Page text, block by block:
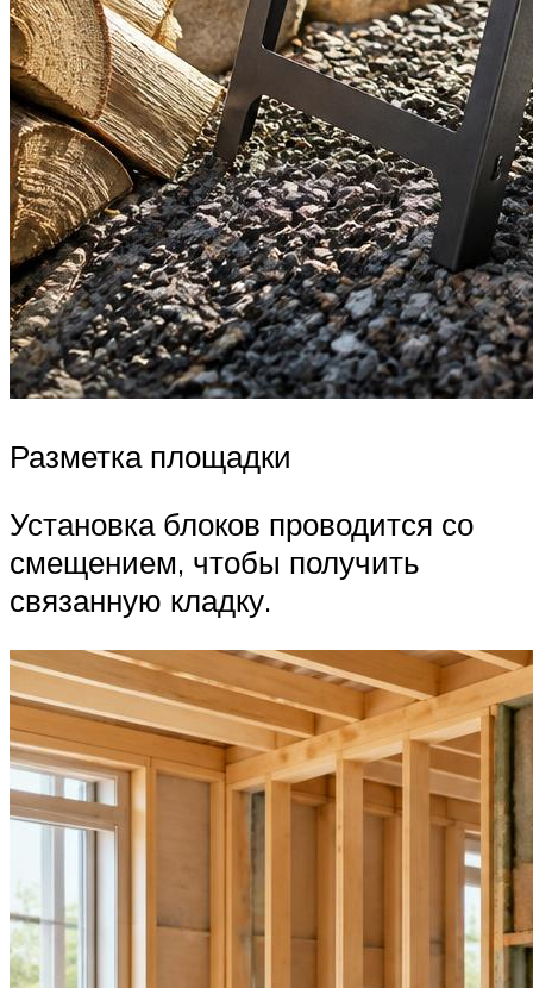
Разметка площадки
Установка блоков проводится со
смещением, чтобы получить
связанную кладку.